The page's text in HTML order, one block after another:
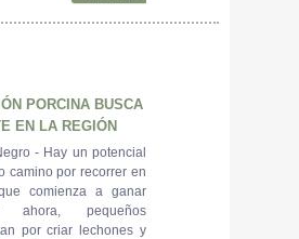
PORCINA BUSCA
EN LA REGIÓN
- Hay un potencial
camino por recorrer en
comienza a ganar
ahora, pequeños
por criar lechones y